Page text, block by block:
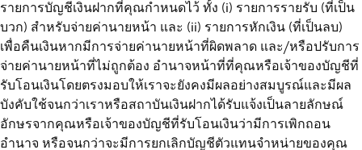
รายการบัญชีเงินฝากที่คุณกำหนดไว้ ทั้ง (i) รายการรายรับ (ที่เป็น
บวก) สำหรับจ่ายค่านายหน้า และ (ii) รายการหักเงิน (ที่เป็นลบ)
เพื่อคืนเงินหากมีการจ่ายค่านายหน้าที่ผิดพลาด และ/หรือปรับการ
จ่ายค่านายหน้าที่ไม่ถูกต้อง อำนาจหน้าที่ที่คุณหรือเจ้าของบัญชีที่
รับโอนเงินโดยตรงมอบให้เราจะยังคงมีผลอย่างสมบูรณ์และมีผล
บังคับใช้จนกว่าเราหรือสถาบันเงินฝากได้รับแจ้งเป็นลายลักษณ์
อักษรจากคุณหรือเจ้าของบัญชีที่รับโอนเงินว่ามีการเพิกถอน
อำนาจ หรือจนกว่าจะมีการยกเลิกบัญชีตัวแทนจำหน่ายของคุณ